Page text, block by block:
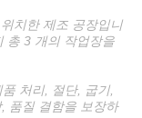
치한 제조 공장입니
총 3 개의 작업장을
처리, 절단, 굽기,
품질 결함을 보장하